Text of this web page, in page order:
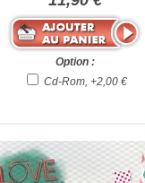
Option :
Cd-Rom, +2,00 €